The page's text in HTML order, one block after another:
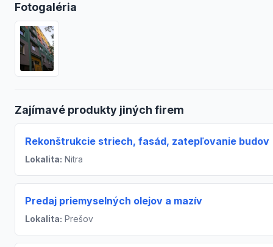
Fotogaléria
Zajímavé produkty jiných firem
Rekonštrukcie striech, fasád, zatepľovanie budov
Lokalita: Nitra
Predaj priemyselných olejov a mazív
Lokalita: Prešov